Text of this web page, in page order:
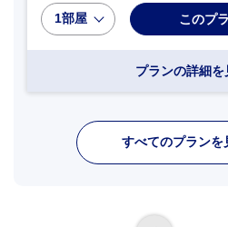
1部屋
プランの詳細を
すべてのプランを